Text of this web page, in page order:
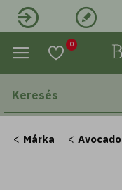
Belépés Regisztráció
0
Márka Avocado